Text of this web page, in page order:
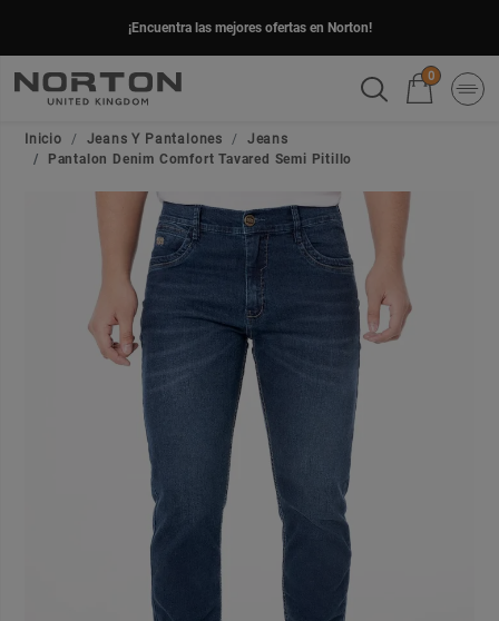
¡Encuentra las mejores ofertas en Norton!
0
Inicio Jeans Y Pantalones
Jeans
Pantalon Denim Comfort Tavared Semi Pitillo